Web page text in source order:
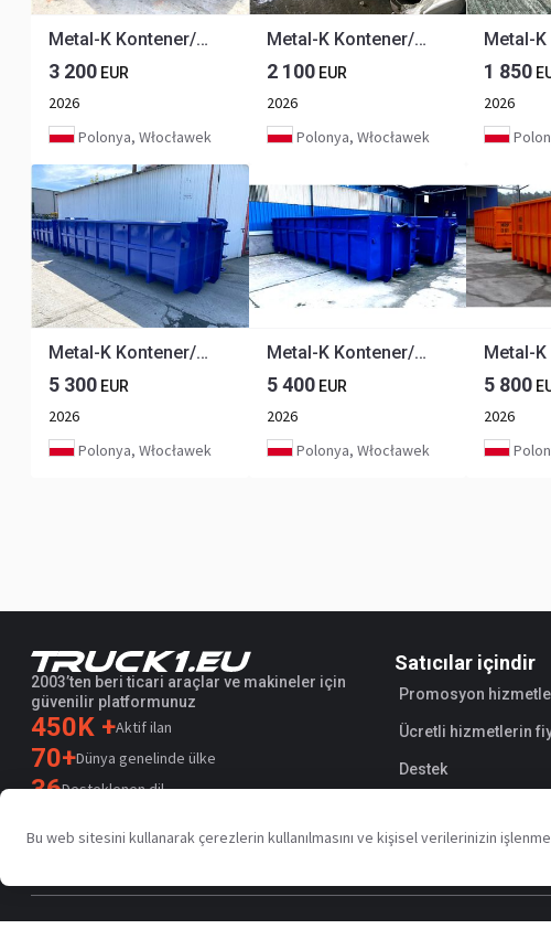
Metal-K Kontener/Abrollcontainer KP12
3 200 EUR
2026
Polonya, Włocławek
Metal-K Kontener/Abrollcontainer KP7Z
2 100EUR
2026
Polonya, Włocławek
1 850
2026
Metal-K Kontener/Abrollcontainer KP20S
5 300 EUR
2026
Polonya, Włocławek
Metal-K Kontener/Abrollcontainer KP24S
5 400EUR
2026
Polonya, Włocławek
5 800
2026
2003’ten beri ticari araçlar ve makineler için
güvenilir platformunuz
450K +Aktif ilan
70+Dünya genelinde ülke
36Desteklenen dil
4.7/5
Trustpilot
Satıcılar içindir
Promosyon
Ücretli hizmetlerin
Destek
Bu web sitesini kullanarak çerezlerin kullanılmasını ve kişisel verilerinizin